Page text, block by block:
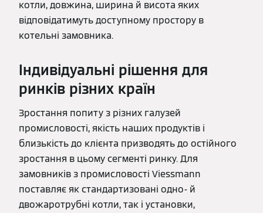
котли, довжина, ширина й висота яких
відповідатимуть доступному простору в
котельні замовника.
Індивідуальні рішення для
ринків різних країн
Зростання попиту з різних галузей
промисловості, якість наших продуктів і
близькість до клієнта призводять до остійного
зростання в цьому сегменті ринку. Для
замовників з промисловості Viessmann
поставляє як стандартизовані одно- й
двожаротрубні котли, так і установки,